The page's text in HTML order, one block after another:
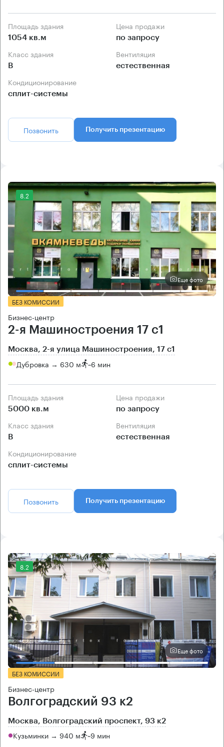
Площадь здания
1054 кв.м
Цена продажи
по запросу
Класс здания
B
Вентиляция
естественная
Кондиционирование
сплит-системы
Позвонить Получить презентацию
8.2
Еще фото
БЕЗ КОМИССИИ
Бизнес-центр
2-я Машиностроения 17 с1
Москва, 2-я улица Машиностроения, 17 с1
Дубровка → 630 м ~6 мин
Площадь здания
5000 кв.м
Цена продажи
по запросу
Класс здания
B
Вентиляция
естественная
Кондиционирование
сплит-системы
Позвонить Получить презентацию
8.2
Еще фото
БЕЗ КОМИССИИ
Бизнес-центр
Волгоградский 93 к2
Москва, Волгоградский проспект, 93 к2
Кузьминки → 940 м ~9 мин